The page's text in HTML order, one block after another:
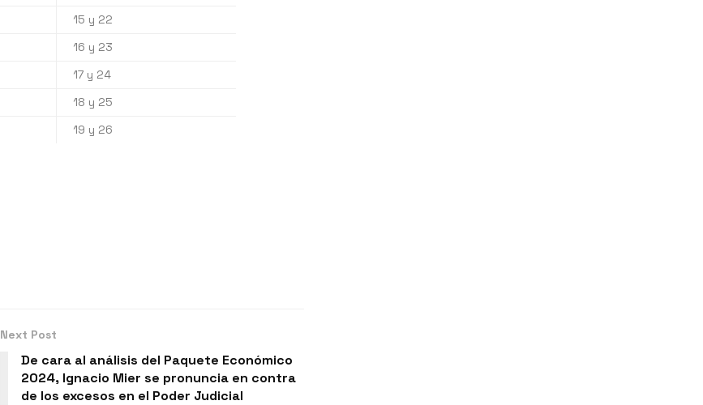
15 y 22
16 y 23
17 y 24
18 y 25
19 y 26
Next Post
De cara al análisis del Paquete Económico
2024, Ignacio Mier se pronuncia en contra
de los excesos en el Poder Judicial